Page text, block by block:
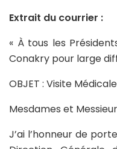
Extrait du courrier :
« À tous les
Conakry pour large
OBJET : Visite
Mesdames et
J’ai l’honneur de